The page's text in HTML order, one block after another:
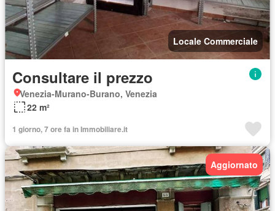
Locale Commerciale
Consultare il prezzo
Venezia-Murano-Burano, Venezia
22 m²
1 giorno, 7 ore fa in Immobiliare.it
Aggiornato